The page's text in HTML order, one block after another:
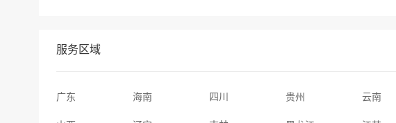
服务区域
广东 海南 四川 贵州 云南